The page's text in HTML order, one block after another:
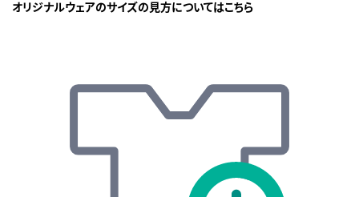
オリジナルウェアのサイズの見方についてはこちら